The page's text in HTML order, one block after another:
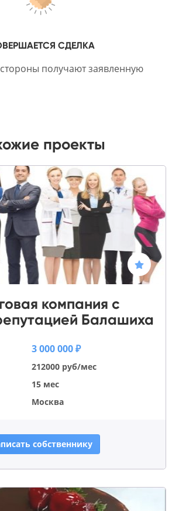
СДЕЛКА
получают заявленную
проекты
компания с
Балашиха
3 000 000 ₽
212000 руб/мес
15 мес
Москва
собственнику